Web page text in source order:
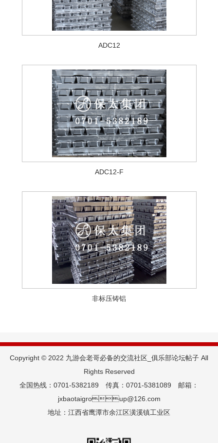
ADC12
ADC12-F
非标压铸铝
Copyright © 2022 九游会老哥必备的交流社区_俱乐部论坛帖子 All
Rights Reserved
全国热线：0701-5382189 传真：0701-5381089 邮箱：
jxbaotaigroup@126.com
地址：江西省鹰潭市余江区潢溪镇工业区